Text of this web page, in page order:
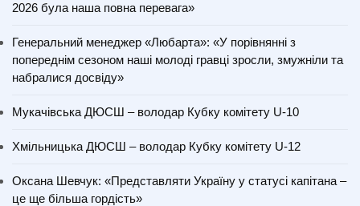
2026 була наша повна перевага»
Генеральний менеджер «Любарта»: «У порівнянні з
попереднім сезоном наші молоді гравці зросли, змужніли та
набралися досвіду»
Мукачівська ДЮСШ – володар Кубку комітету U-10
Хмільницька ДЮСШ – володар Кубку комітету U-12
Оксана Шевчук: «Представляти Україну у статусі капітана –
це ще більша гордість»